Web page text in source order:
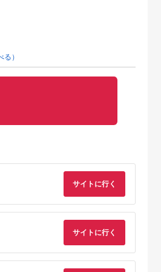
る）
サイトに行く
サイトに行く